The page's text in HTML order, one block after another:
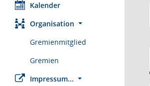
Kalender
Organisation
Gremienmitglied
Gremien
Impressum...